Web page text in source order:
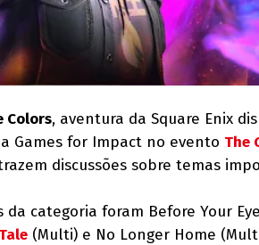
Colors, aventura da Square Enix
Games for Impact no evento The
discussões sobre temas
da categoria foram Before Your
(Multi) e No Longer Home